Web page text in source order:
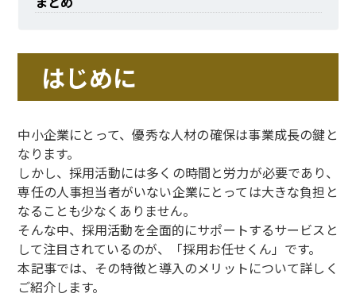
はじめに
中小企業にとって、優秀な人材の確保は事業成長の鍵と
なります。
しかし、採用活動には多くの時間と労力が必要であり、
専任の人事担当者がいない企業にとっては大きな負担と
なることも少なくありません。
そんな中、採用活動を全面的にサポートするサービスと
して注目されているのが、「採用お任せくん」です。
本記事では、その特徴と導入のメリットについて詳しく
ご紹介します。